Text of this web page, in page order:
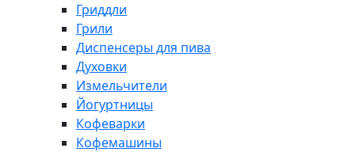
Гриддли
Грили
Диспенсеры для пива
Духовки
Измельчители
Йогуртницы
Кофеварки
Кофемашины